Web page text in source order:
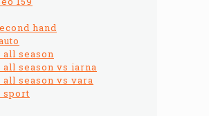
hand
all season
all season vs iarna
all season vs vara
sport